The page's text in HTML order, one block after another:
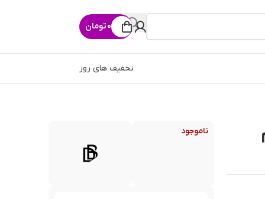
0تومان
تخفیف های روز
ناموجود